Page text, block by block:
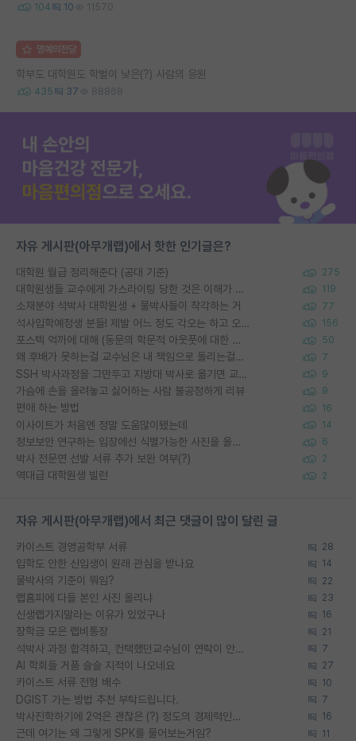
104 10 11570
명예의전당
학부도 대학원도 학벌이 낮은(?) 사람의 응원
435 37 88868
자유 게시판(아무개랩)에서 핫한 인기글은?
대학원 월급 정리해준다 (공대 기준) 275
대학원생들 교수에게 가스라이팅 당한 것은 이해가 갑니다. 안타깝네요. 119
소재분야 석박사 대학원생 + 물박사들이 착각하는 거 77
석사입학예정생 분들! 제발 어느 정도 각오는 하고 오세요. 156
포스텍 억까에 대해 (동문의 학문적 아웃풋에 대한 반박) 50
왜 후배가 못하는걸 교수님은 내 책임으로 돌리는걸까요? 7
SSH 박사과정을 그만두고 지방대 박사로 옮기면 교수의 꿈은 끝일까요? 9
가슴에 손을 올려놓고 싫어하는 사람 불공정하게 리뷰 9
편애 하는 방법 16
이사이트가 처음엔 정말 도움많이됐는데 14
정보보안 연구하는 입장에선 식별가능한 사진을 올리는건 비추이긴함 6
박사 전문연 선발 서류 추가 보완 여부(?) 2
역대급 대학원생 빌런 2
자유 게시판(아무개랩)에서 최근 댓글이 많이 달린 글
카이스트 경영공학부 서류 28
입학도 안한 신입생이 원래 관심을 받나요 14
물박사의 기준이 뭐임? 22
랩홈피에 다들 본인 사진 올리냐 23
신생랩가지말라는 이유가 있었구나 16
장학금 모은 랩비통장 21
석박사 과정 합격하고, 컨택했던교수님이 연락이 안됩니다... 7
AI 학회들 거품 슬슬 지적이 나오네요 27
카이스트 서류 전형 배수 10
DGIST 가는 방법 추천 부탁드립니다. 7
박사진학하기에 2억은 괜찮은 (?) 정도의 경제력인가요 16
근데 여기는 왜 그렇게 SPK를 물어보는거임? 11